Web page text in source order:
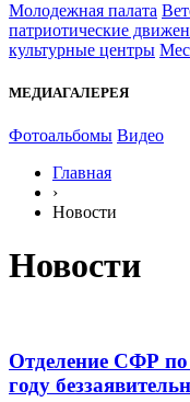
Молодежная палата
патриотические
культурные центры
МЕДИАГАЛЕРЕЯ
Фотоальбомы Видео
Главная
›
Новости
Новости
Отделение СФР по
году